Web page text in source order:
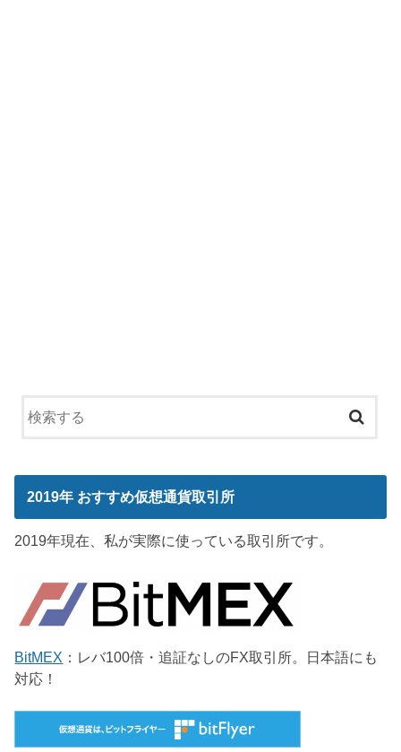
2019年 おすすめ仮想通貨取引所
2019年現在、私が実際に使っている取引所です。
BitMEX ：レバ100倍・追証なしのFX取引所。日本語にも
対応！